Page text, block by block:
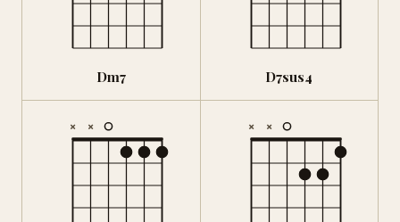
Dm7 D7sus4
× × × ×